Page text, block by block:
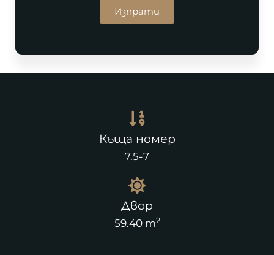
Изпрати
Къща номер
7.5-7
Двор
59.40 m2